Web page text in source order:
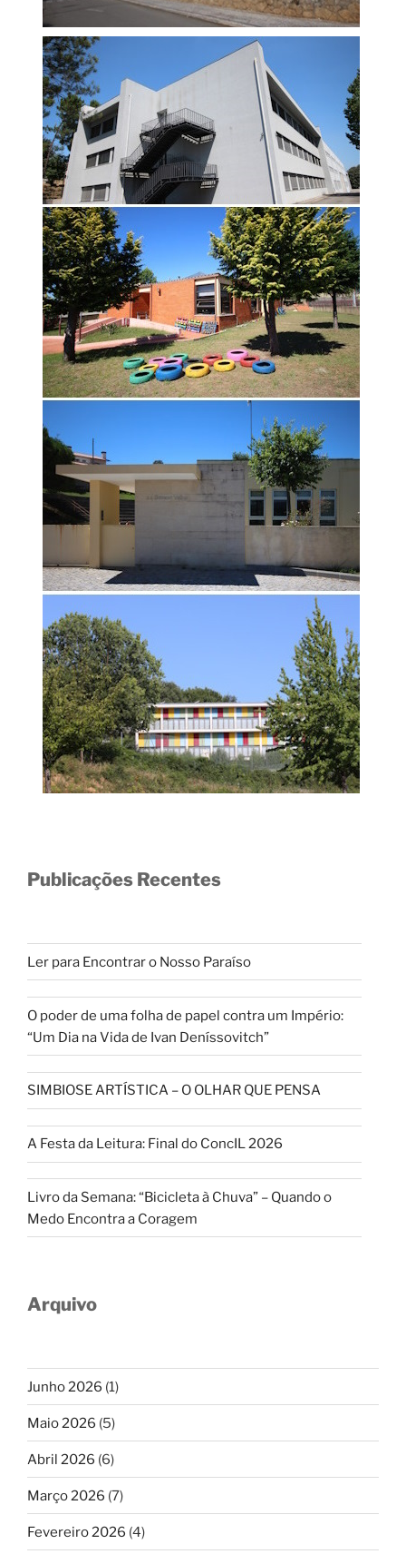
Publicações Recentes
Ler para Encontrar o Nosso Paraíso
O poder de uma folha de papel contra um Império:
“Um Dia na Vida de Ivan Deníssovitch”
SIMBIOSE ARTÍSTICA – O OLHAR QUE PENSA
A Festa da Leitura: Final do ConcIL 2026
Livro da Semana: “Bicicleta à Chuva” – Quando o
Medo Encontra a Coragem
Arquivo
Junho 2026 (1)
Maio 2026 (5)
Abril 2026 (6)
Março 2026 (7)
Fevereiro 2026 (4)